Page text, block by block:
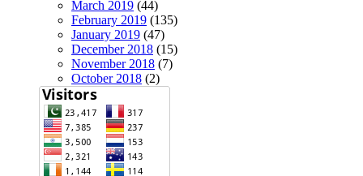
March 2019 (44)
February 2019 (135)
January 2019 (47)
December 2018 (15)
November 2018 (7)
October 2018 (2)